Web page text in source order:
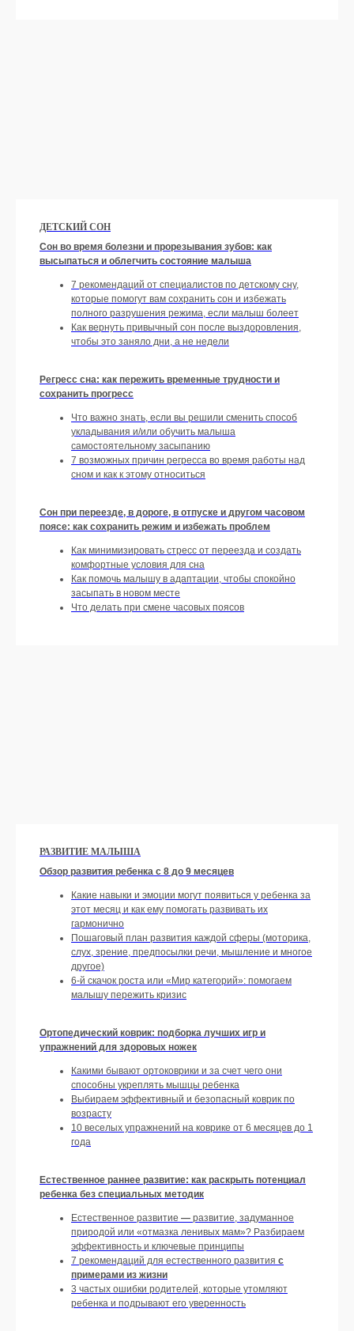
ДЕТСКИЙ СОН
Сон во время болезни и прорезывания зубов: как
высыпаться и облегчить состояние малыша
7 рекомендаций от специалистов по детскому сну,
которые помогут вам сохранить сон и избежать
полного разрушения режима, если малыш болеет
Как вернуть привычный сон после выздоровления,
чтобы это заняло дни, а не недели
Регресс сна: как пережить временные трудности и
сохранить прогресс
Что важно знать, если вы решили сменить способ
укладывания и/или обучить малыша
самостоятельному засыпанию
7 возможных причин регресса во время работы над
сном и как к этому относиться
Сон при переезде, в дороге, в отпуске и другом часовом
поясе: как сохранить режим и избежать проблем
Как минимизировать стресс от переезда и создать
комфортные условия для сна
Как помочь малышу в адаптации, чтобы спокойно
засыпать в новом месте
Что делать при смене часовых поясов
РАЗВИТИЕ МАЛЫША
Обзор развития ребенка с 8 до 9 месяцев
Какие навыки и эмоции могут появиться у ребенка за
этот месяц и как ему помогать развивать их
гармонично
Пошаговый план развития каждой сферы (моторика,
слух, зрение, предпосылки речи, мышление и многое
другое)
6-й скачок роста или «Мир категорий»: помогаем
малышу пережить кризис
Ортопедический коврик: подборка лучших игр и
упражнений для здоровых ножек
Какими бывают ортоковрики и за счет чего они
способны укреплять мышцы ребенка
Выбираем эффективный и безопасный коврик по
возрасту
10 веселых упражнений на коврике от 6 месяцев до 1
года
Естественное раннее развитие: как раскрыть потенциал
ребенка без специальных методик
Естественное развитие — развитие, задуманное
природой или «отмазка ленивых мам»? Разбираем
эффективность и ключевые принципы
7 рекомендаций для естественного развития с
примерами из жизни
3 частых ошибки родителей, которые утомляют
ребенка и подрывают его уверенность
ДОСТУП К КУРСАМ: НОВЫЕ
КУРСЫ КАЖДЫЙ МЕСЯЦ
Оформить подписку
РАСПИСАНИЕ
КОНСУЛЬТАЦИЙ НА